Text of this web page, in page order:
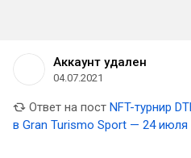
Аккаунт удален
04.07.2021
Ответ на пост NFT-турнир
в Gran Turismo Sport — 24 июля